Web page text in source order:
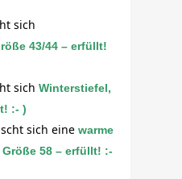
sich
43/44 – erfüllt!
sich Winterstiefel,
:- )
sich eine warme
58 – erfüllt! :-